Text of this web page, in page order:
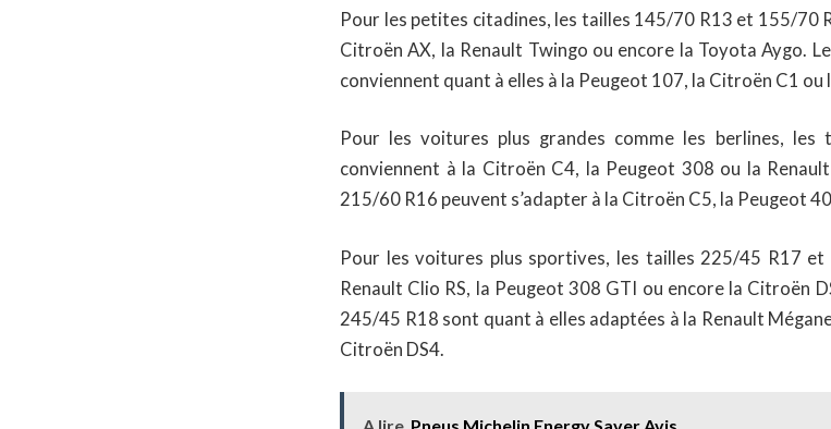
Pour les petites citadines, les tailles 145/70 R13 et 155/70
Citroën AX, la Renault Twingo ou encore la Toyota Aygo.
conviennent quant à elles à la Peugeot 107, la Citroën C1 ou
Pour les voitures plus grandes comme les berlines,
conviennent à la Citroën C4, la Peugeot 308 ou la
215/60 R16 peuvent s’adapter à la Citroën C5, la Peugeot
Pour les voitures plus sportives, les tailles 225/45 R17 et
Renault Clio RS, la Peugeot 308 GTI ou encore la Citroën
245/45 R18 sont quant à elles adaptées à la Renault
Citroën DS4.